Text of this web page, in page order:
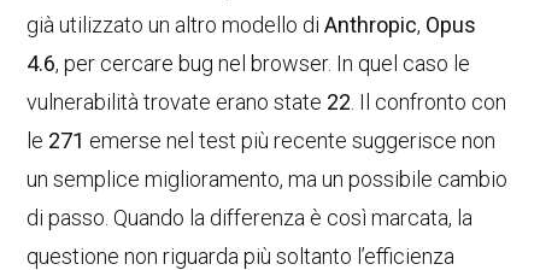
già utilizzato un altro modello diAnthropic, Opus
4.6, per cercare bug nel browser. In quel caso le
vulnerabilità trovate erano state 22 . Il confronto con
le 271 emerse nel test più recente suggerisce non
un semplice miglioramento, ma un possibile cambio
di passo. Quando la differenza è così marcata, la
questione non riguarda più soltanto l’efficienza